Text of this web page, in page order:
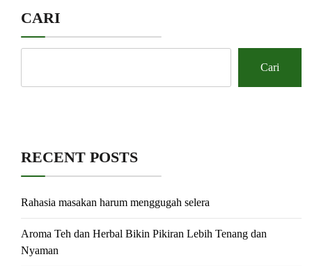
CARI
Cari
RECENT POSTS
Rahasia masakan harum menggugah selera
Aroma Teh dan Herbal Bikin Pikiran Lebih Tenang dan
Nyaman